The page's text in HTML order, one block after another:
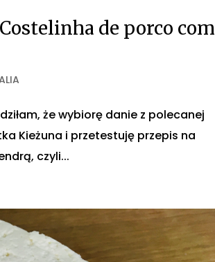
de porco com
że wybiorę danie z polecanej
Kieżuna i przetestuję przepis na
czyli...